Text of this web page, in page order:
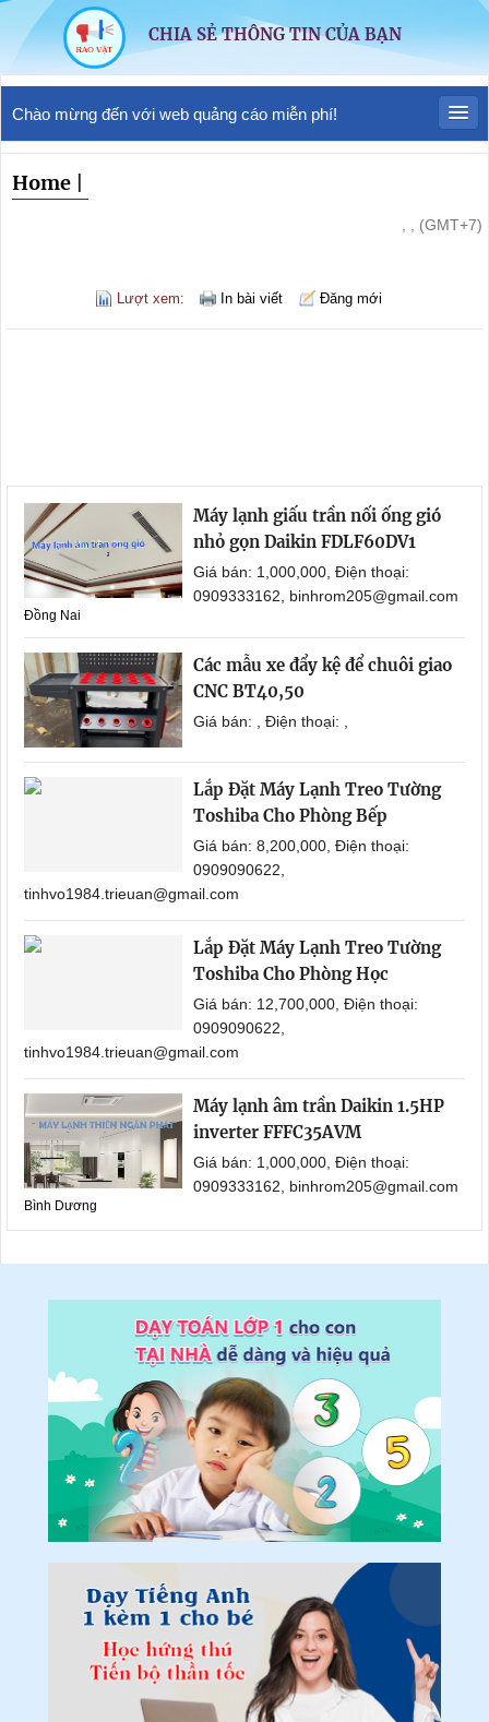
CHIA SẺ THÔNG TIN CỦA BẠN
Chào mừng đến với web quảng cáo miễn phí!
Home
, , (GMT+7)
Lượt xem: In bài viết Đăng mới
Máy lạnh giấu trần nối ống gió
nhỏ gọn Daikin FDLF60DV1
Giá bán: 1,000,000, Điện thoại:
0909333162, binhrom205@gmail.com
Đồng Nai
Các mẫu xe đẩy kệ để chuôi giao
CNC BT40,50
Giá bán: , Điện thoại: ,
Lắp Đặt Máy Lạnh Treo Tường
Toshiba Cho Phòng Bếp
Giá bán: 8,200,000, Điện thoại:
0909090622,
tinhvo1984.trieuan@gmail.com
Lắp Đặt Máy Lạnh Treo Tường
Toshiba Cho Phòng Học
Giá bán: 12,700,000, Điện thoại:
0909090622,
tinhvo1984.trieuan@gmail.com
Máy lạnh âm trần Daikin 1.5HP
inverter FFFC35AVM
Giá bán: 1,000,000, Điện thoại:
0909333162, binhrom205@gmail.com
Bình Dương